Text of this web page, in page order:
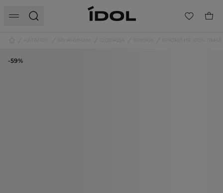
-59%